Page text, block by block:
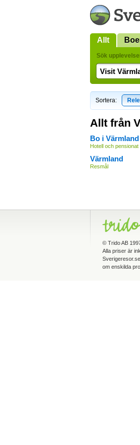
Allt
Sök
Sortera:
Allt från
Bo i Värmland
Hotell och pensionat
Värmland
Resmål
© Trido AB
Alla priser är
om enskilda